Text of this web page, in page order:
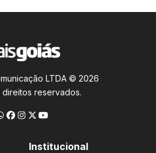
LTDA © 2026
reservados.
Institucional